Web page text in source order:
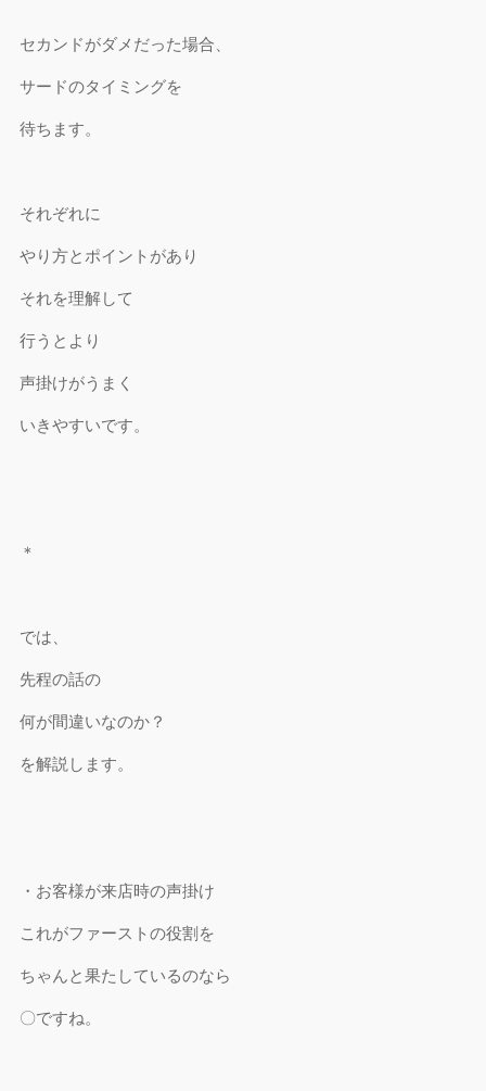
セカンドがダメだった場合、
サードのタイミングを
待ちます。
それぞれに
やり方とポイントがあり
それを理解して
行うとより
声掛けがうまく
いきやすいです。
＊
では、
先程の話の
何が間違いなのか？
を解説します。
・お客様が来店時の声掛け
これがファーストの役割を
ちゃんと果たしているのなら
〇ですね。